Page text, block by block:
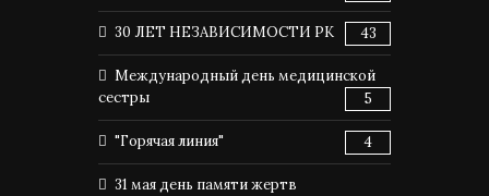
30 ЛЕТ НЕЗАВИСИМОСТИ РК 43
Международный день медицинской
сестры
5
"Горячая линия" 4
31 мая день памяти жертв